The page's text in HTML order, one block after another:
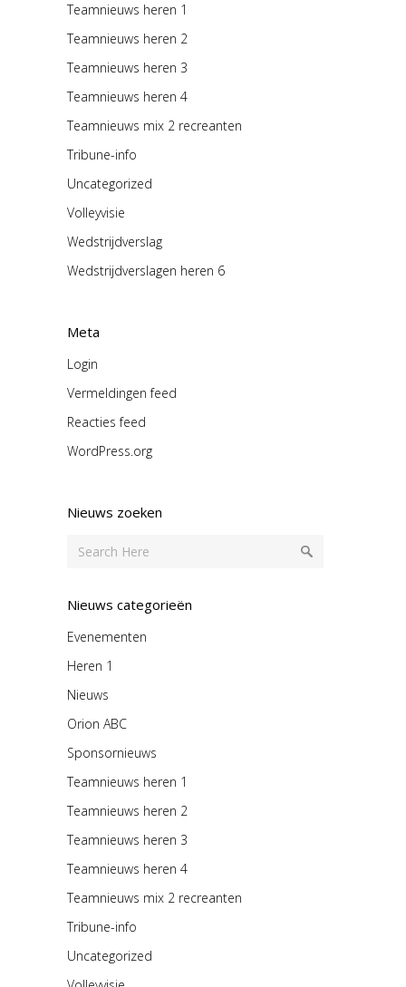
Teamnieuws heren 1
Teamnieuws heren 2
Teamnieuws heren 3
Teamnieuws heren 4
Teamnieuws mix 2 recreanten
Tribune-info
Uncategorized
Volleyvisie
Wedstrijdverslag
Wedstrijdverslagen heren 6
Meta
Login
Vermeldingen feed
Reacties feed
WordPress.org
Nieuws zoeken
Nieuws categorieën
Evenementen
Heren 1
Nieuws
Orion ABC
Sponsornieuws
Teamnieuws heren 1
Teamnieuws heren 2
Teamnieuws heren 3
Teamnieuws heren 4
Teamnieuws mix 2 recreanten
Tribune-info
Uncategorized